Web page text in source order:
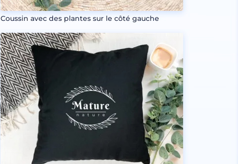
Coussin avec des plantes sur le côté gauche